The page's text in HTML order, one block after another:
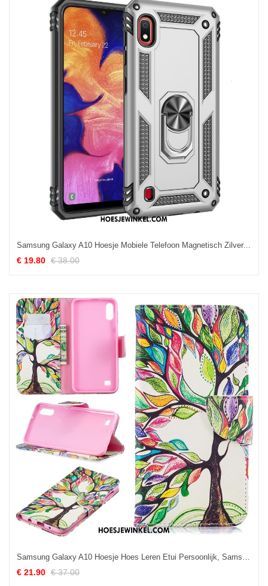
Samsung Galaxy A10 Hoesje Mobiele Telefoon Magnetisch Zilver, Samsung Galaxy A10 Hoesje Ring Ondersteuning
€ 19.80 € 38.00
Samsung Galaxy A10 Hoesje Hoes Leren Etui Persoonlijk, Samsung Galaxy A10 Hoesje Anti-fall Mobiele Telefoon
€ 21.90 € 37.00